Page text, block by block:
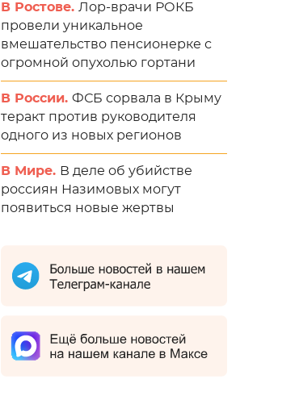
В Ростове. Лор-врачи РОКБ
провели уникальное
вмешательство пенсионерке с
огромной опухолью гортани
В России. ФСБ сорвала в Крыму
теракт против руководителя
одного из новых регионов
В Мире. В деле об убийстве
россиян Назимовых могут
появиться новые жертвы